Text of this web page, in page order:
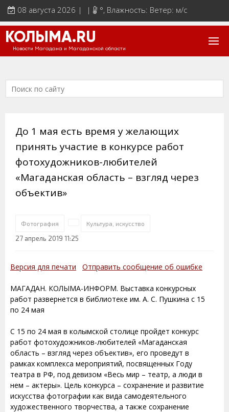
08 августа 2026 | | °, Влажность: Ветер: м/с
КОЛЫМА.RU
Новости Магадана и Магаданской области
До 1 мая есть время у желающих
принять участие в конкурсе работ
фотохудожников-любителей
«Магаданская область – взгляд через
объектив»
Фотография Культура, искусство
27 апрель 2019 11:25
Версия для печати Отправить сообщение об ошибке
МАГАДАН. КОЛЫМА-ИНФОРМ. Выставка конкурсных
работ развернется в библиотеке им. А. С. Пушкина с 15
по 24 мая
С 15 по 24 мая в колымской столице пройдет конкурс
работ фотохудожников-любителей «Магаданская
область – взгляд через объектив», его проведут в
рамках комплекса мероприятий, посвященных Году
театра в РФ, под девизом «Весь мир – театр, а люди в
нем – актеры». Цель конкурса – сохранение и развитие
искусства фотографии как вида самодеятельного
художественного творчества, а также сохранение